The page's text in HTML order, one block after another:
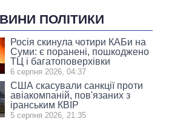
ПОЛІТИКИ
Росія скинула чотири КАБи на
Суми: є поранені, пошкоджено
ТЦ і багатоповерхівки
6 серпня 2026, 04:37
США скасували санкції проти
авіакомпаній, пов'язаних з
іранським КВІР
5 серпня 2026, 21:35